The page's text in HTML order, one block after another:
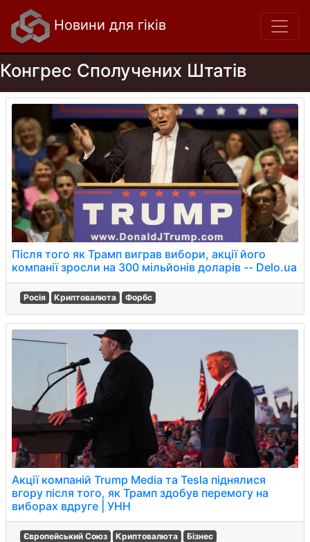
Новини для гіків
Конгрес Сполучених Штатів
Після того як Трамп виграв вибори, акції його
компанії зросли на 300 мільйонів доларів -- Delo.ua
Росія Криптовалюта Форбс
Акції компаній Trump Media та Tesla піднялися
вгору після того, як Трамп здобув перемогу на
виборах вдруге | УНН
Європейський Союз Криптовалюта Бізнес